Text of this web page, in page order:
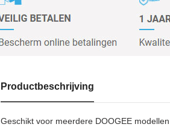
Productbeschrijving
Geschikt voor meerdere DOOGEE